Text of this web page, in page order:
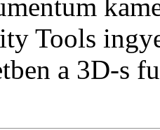
Tools
a 3D-s